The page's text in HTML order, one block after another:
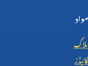
مواد
بلاگ
گائیڈز